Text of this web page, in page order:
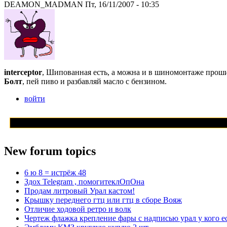
DEAMON_MADMAN Пт, 16/11/2007 - 10:35
interceptor, Шипованная есть, а можна и в шиномонтаже
Болт, пей пиво и разбавляй масло с бензином.
войти
New forum topics
6 ю 8 = истрёж 48
Здох Telegram , помогитеклОпОна
Продам литровый Урал кастом!
Крышку переднего гтц или гтц в сборе Вояж
Отличие ходовой ретро и волк
Чертеж флажка крепление фары с надписью урал у кого